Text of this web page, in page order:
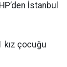
İstanbul
kız çocuğu